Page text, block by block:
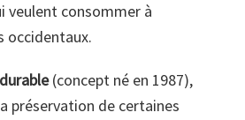
veulent consommer à
occidentaux.
(concept né en 1987),
préservation de certaines